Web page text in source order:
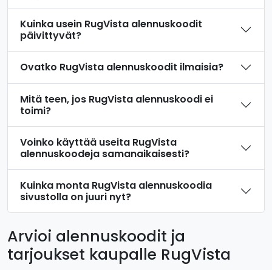
Kuinka usein RugVista alennuskoodit
päivittyvät?
Ovatko RugVista alennuskoodit ilmaisia?
Mitä teen, jos RugVista alennuskoodi ei
toimi?
Voinko käyttää useita RugVista
alennuskoodeja samanaikaisesti?
Kuinka monta RugVista alennuskoodia
sivustolla on juuri nyt?
Arvioi alennuskoodit ja
tarjoukset kaupalle RugVista